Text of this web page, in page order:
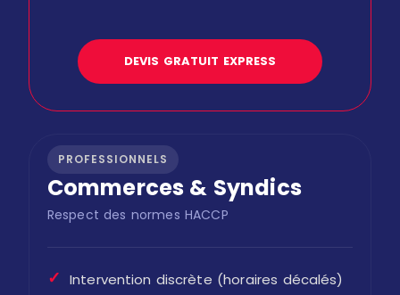
DEVIS GRATUIT EXPRESS
PROFESSIONNELS
Commerces & Syndics
Respect des normes HACCP
✓ Intervention discrète (horaires décalés)